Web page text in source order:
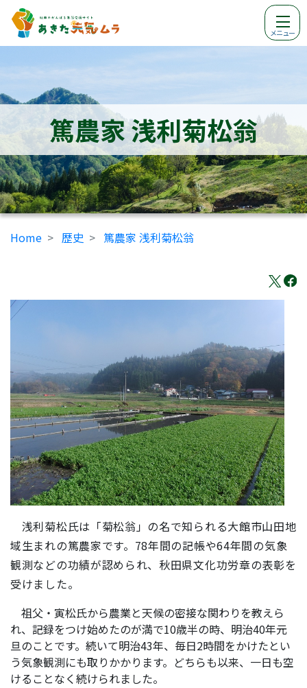
メニュー
篤農家 浅利菊松翁
Home 歴史 篤農家 浅利菊松翁
浅利菊松氏は「菊松翁」の名で知られる大館市山田地
域生まれの篤農家です。78年間の記帳や64年間の気象
観測などの功績が認められ、秋田県文化功労章の表彰を
受けました。
祖父・寅松氏から農業と天候の密接な関わりを教えら
れ、記録をつけ始めたのが満で10歳半の時、明治40年元
旦のことです。続いて明治43年、毎日2時間をかけたとい
う気象観測にも取りかかります。どちらも以来、一日も空
けることなく続けられました。